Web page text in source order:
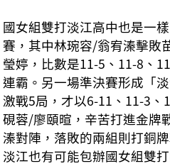
國女組雙打淡江高中也是一
賽，其中林琬容/翁宥溱擊敗
瑩婷，比數是11-5、11-8、
連霸。另一場準決賽形成「
激戰5局，才以6-11、11-3、
硯蓉/廖頤暄，辛苦打進金牌
溱對陣，落敗的兩組則打銅
淡江也有可能包辦國女組雙